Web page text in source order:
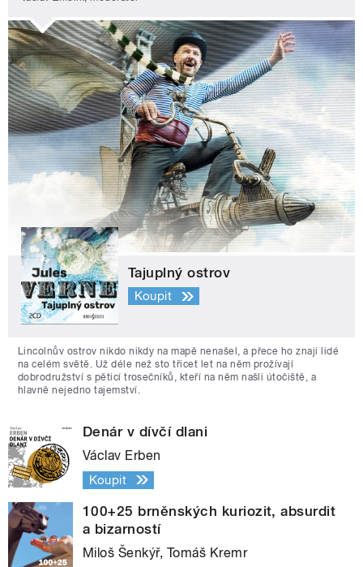
Tajuplný ostrov
Koupit
Lincolnův ostrov nikdo nikdy na mapě nenašel, a přece ho znají lidé
na celém světě. Už déle než sto třicet let na něm prožívají
dobrodružství s pěticí trosečníků, kteří na něm našli útočiště, a
hlavně nejedno tajemství.
Denár v dívčí dlani
Václav Erben
Koupit
100+25 brněnských kuriozit, absurdit
a bizarností
Miloš Šenkýř, Tomáš Kremr